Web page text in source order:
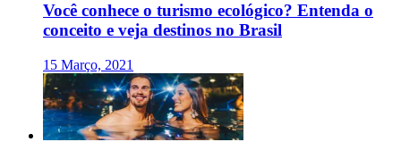
Você conhece o turismo ecológico? Entenda o
conceito e veja destinos no Brasil
15 Março, 2021